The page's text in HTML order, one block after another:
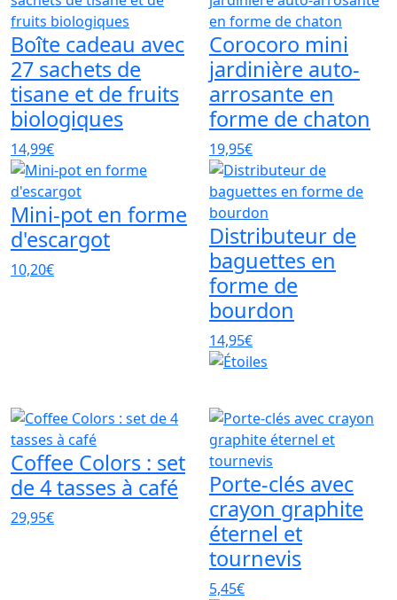
Boîte cadeau avec
27 sachets de
tisane et de fruits
biologiques
14,99€
Corocoro mini
jardinière auto-
arrosante en
forme de chaton
19,95€
Mini-pot en forme
d'escargot
10,20€
Distributeur de
baguettes en
forme de
bourdon
14,95€
Coffee Colors : set
de 4 tasses à café
29,95€
Porte-clés avec
crayon graphite
éternel et
tournevis
5,45€